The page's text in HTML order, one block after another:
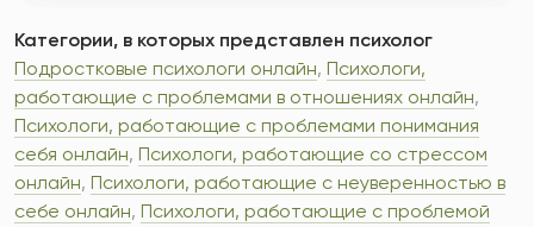
Категории, в которых представлен психолог
Подростковые психологи онлайн, Психологи,
работающие с проблемами в отношениях онлайн,
Психологи, работающие с проблемами понимания
себя онлайн, Психологи, работающие со стрессом
онлайн, Психологи, работающие с неуверенностью в
себе онлайн, Психологи, работающие с проблемой